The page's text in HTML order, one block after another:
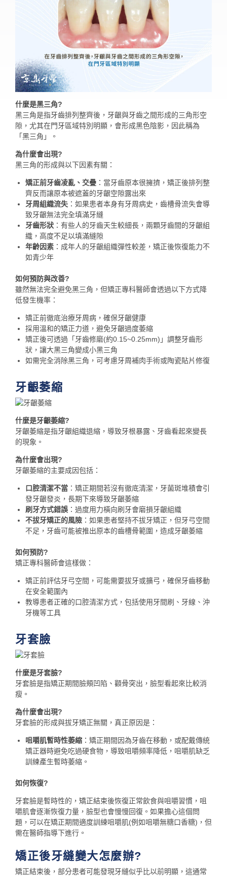
什麼是黑三角?
黑三角是指牙齒排列整齊後，牙齦與牙齒之間形成的三角形空
隙，尤其在門牙區域特別明顯，會形成黑色陰影，因此稱為
「黑三角」。
為什麼會出現?
黑三角的形成與以下因素有關：
矯正前牙齒凌亂、交疊 ：當牙齒原本很擁擠，矯正後排列整
齊反而讓原本被遮蓋的牙齦空隙露出來
牙周組織流失 ：如果患者本身有牙周病史，齒槽骨流失會導
致牙齦無法完全填滿牙縫
牙齒形狀 ：有些人的牙齒天生較細長，兩顆牙齒間的牙齦組
織，高度不足以填滿縫隙
年齡因素 ：成年人的牙齦組織彈性較差，矯正後恢復能力不
如青少年
如何預防與改善?
雖然無法完全避免黑三角，但矯正專科醫師會透過以下方式降
低發生機率：
矯正前徹底治療牙周病，確保牙齦健康
採用溫和的矯正力道，避免牙齦過度萎縮
矯正後可透過「牙齒修磨(約0.15~0.25mm)」調整牙齒形
狀，讓大黑三角變成小黑三角
如需完全消除黑三角，可考慮牙周補肉手術或陶瓷貼片修復
牙齦萎縮
什麼是牙齦萎縮?
牙齦萎縮是指牙齦組織退縮，導致牙根暴露、牙齒看起來變長
的現象。
為什麼會出現?
牙齦萎縮的主要成因包括：
口腔清潔不當 ：矯正期間若沒有徹底清潔，牙菌斑堆積會引
發牙齦發炎，長期下來導致牙齦萎縮
刷牙方式錯誤 ：過度用力橫向刷牙會磨損牙齦組織
不拔牙矯正的風險 ：如果患者堅持不拔牙矯正，但牙弓空間
不足，牙齒可能被推出原本的齒槽骨範圍，造成牙齦萎縮
如何預防?
矯正專科醫師會這樣做：
矯正前評估牙弓空間，可能需要拔牙或擴弓，確保牙齒移動
在安全範圍內
教導患者正確的口腔清潔方式，包括使用牙間刷、牙線、沖
牙機等工具
牙套臉
什麼是牙套臉?
牙套臉是指矯正期間臉頰凹陷、顴骨突出，臉型看起來比較消
瘦。
為什麼會出現?
牙套臉的形成與拔牙矯正無關，真正原因是：
咀嚼肌暫時性萎縮 ：矯正期間因為牙齒在移動，或配戴傳統
矯正器時避免吃過硬食物，導致咀嚼頻率降低，咀嚼肌缺乏
訓練產生暫時萎縮。
如何恢復?
牙套臉是暫時性的，矯正結束後恢復正常飲食與咀嚼習慣，咀
嚼肌會逐漸恢復力量，臉型也會慢慢回復。如果擔心這個問
題，可以在矯正期間適度訓練咀嚼肌(例如咀嚼無糖口香糖)，但
需在醫師指導下進行。
矯正後牙縫變大怎麼辦?
矯正結束後，部分患者可能發現牙縫似乎比以前明顯，這通常